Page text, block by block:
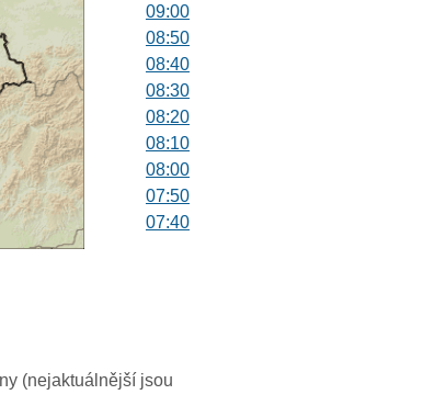
09:00
08:50
08:40
08:30
08:20
08:10
08:00
07:50
07:40
06:40
(nejaktuálnější jsou